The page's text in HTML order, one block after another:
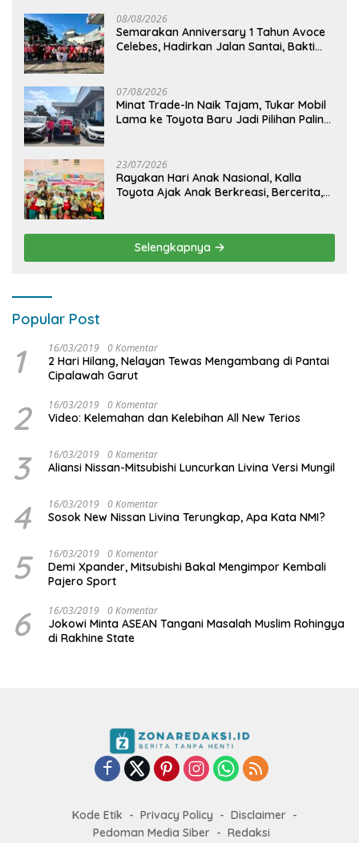
08/08/2026
Semarakan Anniversary 1 Tahun Avoce
Celebes, Hadirkan Jalan Santai, Bakti
07/08/2026
Minat Trade-In Naik Tajam, Tukar Mobil
Lama ke Toyota Baru Jadi Pilihan Paling
23/07/2026
Rayakan Hari Anak Nasional, Kalla
Toyota Ajak Anak Berkreasi, Bercerita,
Selengkapnya
Popular Post
1 16/03/2019 0 Komentar
2 Hari Hilang, Nelayan Tewas Mengambang di Pantai
Cipalawah Garut
2 16/03/2019 0 Komentar
Video: Kelemahan dan Kelebihan All New Terios
3 16/03/2019 0 Komentar
Aliansi Nissan-Mitsubishi Luncurkan Livina Versi Mungil
4 16/03/2019 0 Komentar
Sosok New Nissan Livina Terungkap, Apa Kata NMI?
5 16/03/2019 0 Komentar
Demi Xpander, Mitsubishi Bakal Mengimpor Kembali
Pajero Sport
6 16/03/2019 0 Komentar
Jokowi Minta ASEAN Tangani Masalah Muslim Rohingya
di Rakhine State
Kode Etik Privacy Policy
Disclaimer
Pedoman Media Siber
Redaksi